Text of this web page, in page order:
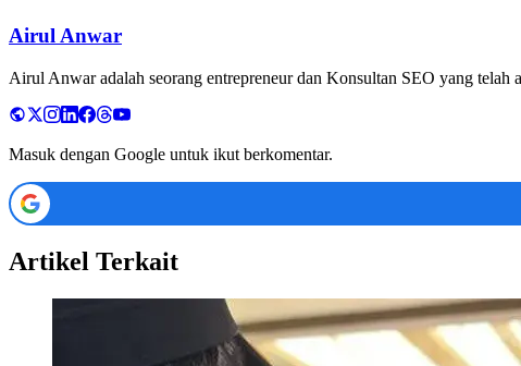
Airul Anwar
Airul Anwar adalah seorang entrepreneur dan Konsultan SEO yang
Masuk dengan Google untuk ikut berkomentar.
Artikel Terkait